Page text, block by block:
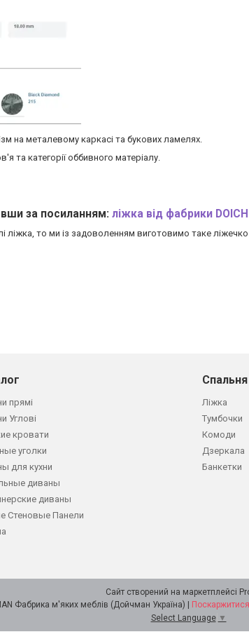
на металевому каркасі та букових ламелях.
та категорії оббивного матеріалу.
за посиланням: ліжка від фабрики
ліжка, то ми із задоволенням виготовимо таке
прямі
Углові
кровати
уголки
для кухни
диваны
диваны
Стеновые Панели
Спальня
Ліжка
Тумбочки
Комоди
Дзеркала
Банкетки
Сайт створений на маркетплейсі
Select Language ▼